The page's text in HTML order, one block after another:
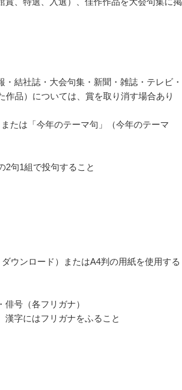
結社誌・大会句集・新聞・雑誌・テレビ・
作品）については、賞を取り消す場合あり
たは「今年のテーマ句」（今年のテーマ
2句1組で投句すること
ウンロード）またはA4判の用紙を使用する
号（各フリガナ）
字にはフリガナをふること